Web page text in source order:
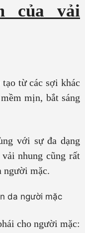
của vải
từ các sợi khác
mịn, bắt sáng
với sự đa dạng
nhung cũng rất
người mặc.
cho người mặc: